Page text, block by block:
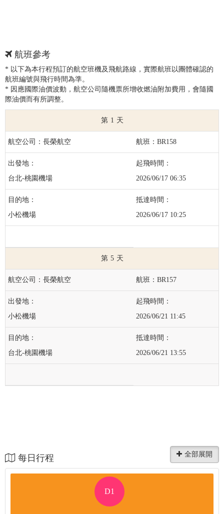
航班參考
* 以下為本行程預訂的航空班機及飛航路線，實際航班以團體確認的
航班編號與飛行時間為準。
* 因應國際油價波動，航空公司隨機票所增收燃油附加費用，會隨國
際油價而有所調整。
1
長榮航空 BR158
台北-桃園機場 2026/06/17 06:35
小松機場 2026/06/17 10:25
5
長榮航空 BR157
小松機場 2026/06/21 11:45
台北-桃園機場 2026/06/21 13:55
每日行程
D1